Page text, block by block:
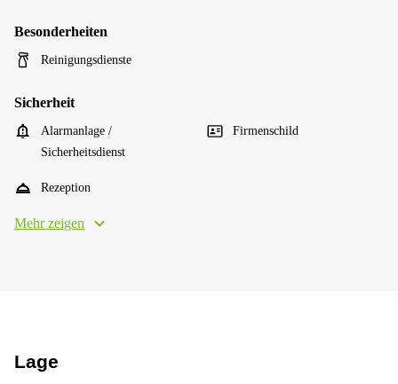
Besonderheiten
Reinigungsdienste
Sicherheit
Alarmanlage /
Sicherheitsdienst
Firmenschild
Rezeption
Mehr zeigen
Lage